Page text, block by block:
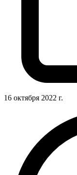
16 октября 2022 г.